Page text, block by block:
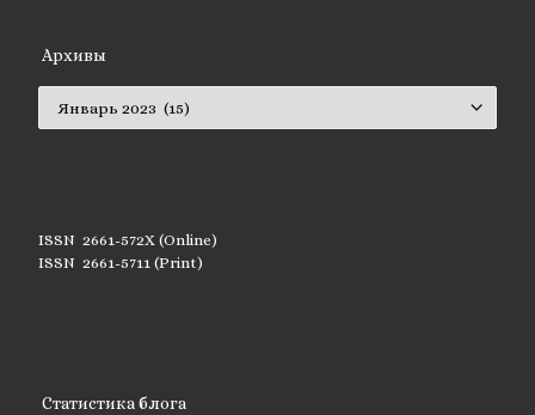
Архивы
ISSN 2661-572X (Online)
ISSN 2661-5711 (Print)
Статистика блога